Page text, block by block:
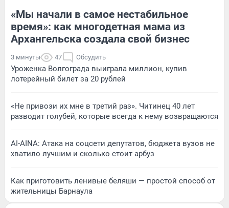
«Мы начали в самое нестабильное
время»: как многодетная мама из
Архангельска создала свой бизнес
3 минуты 47 Обсудить
Уроженка Волгограда выиграла миллион, купив
лотерейный билет за 20 рублей
«Не привози их мне в третий раз». Читинец 40 лет
разводит голубей, которые всегда к нему возвращаются
AI-AINA: Атака на соцсети депутатов, бюджета вузов не
хватило лучшим и сколько стоит арбуз
Как приготовить ленивые беляши — простой способ от
жительницы Барнаула